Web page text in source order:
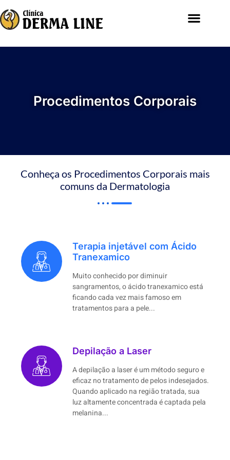
Procedimentos Corporais
Conheça os Procedimentos Corporais mais
comuns da Dermatologia
Terapia injetável com Ácido
Tranexamico
Muito conhecido por diminuir
sangramentos, o ácido tranexamico está
ficando cada vez mais famoso em
tratamentos para a pele...
Depilação a Laser
A depilação a laser é um método seguro e
eficaz no tratamento de pelos indesejados.
Quando aplicado na região tratada, sua
luz altamente concentrada é captada pela
melanina...